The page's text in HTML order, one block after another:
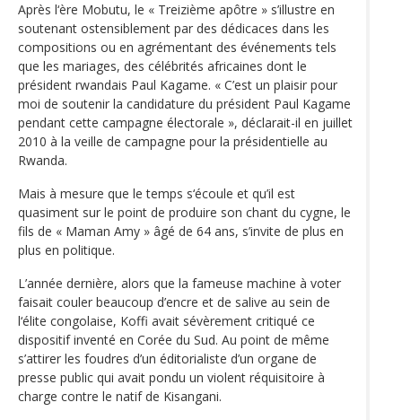
Après l‘ère Mobutu, le « Treizième apôtre » s’illustre en
soutenant ostensiblement par des dédicaces dans les
compositions ou en agrémentant des événements tels
que les mariages, des célébrités africaines dont le
président rwandais Paul Kagame. « C’est un plaisir pour
moi de soutenir la candidature du président Paul Kagame
pendant cette campagne électorale », déclarait-il en juillet
2010 à la veille de campagne pour la présidentielle au
Rwanda.
Mais à mesure que le temps s‘écoule et qu’il est
quasiment sur le point de produire son chant du cygne, le
fils de « Maman Amy » âgé de 64 ans, s’invite de plus en
plus en politique.
L’année dernière, alors que la fameuse machine à voter
faisait couler beaucoup d’encre et de salive au sein de
l‘élite congolaise, Koffi avait sévèrement critiqué ce
dispositif inventé en Corée du Sud. Au point de même
s’attirer les foudres d’un éditorialiste d’un organe de
presse public qui avait pondu un violent réquisitoire à
charge contre le natif de Kisangani.